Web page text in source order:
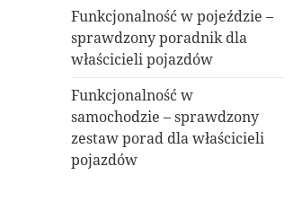
Funkcjonalność w pojeździe –
sprawdzony poradnik dla
właścicieli pojazdów
Funkcjonalność w
samochodzie – sprawdzony
zestaw porad dla właścicieli
pojazdów